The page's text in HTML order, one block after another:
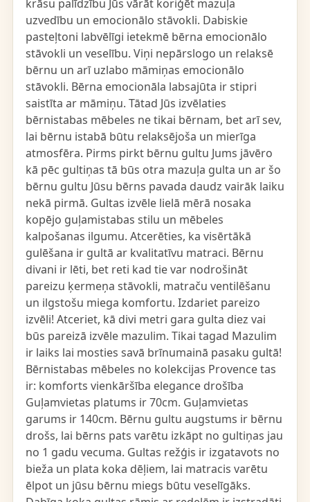
krāsu palīdzību Jūs vārāt koriģēt mazuļa
uzvedību un emocionālo stāvokli. Dabiskie
pasteļtoni labvēlīgi ietekmē bērna emocionālo
stāvokli un veselību. Viņi nepārslogo un relaksē
bērnu un arī uzlabo māmiņas emocionālo
stāvokli. Bērna emocionāla labsajūta ir stipri
saistīta ar māmiņu. Tātad Jūs izvēlaties
bērnistabas mēbeles ne tikai bērnam, bet arī sev,
lai bērnu istabā būtu relaksējoša un mierīga
atmosfēra. Pirms pirkt bērnu gultu Jums jāvēro
kā pēc gultiņas tā būs otra mazuļa gulta un ar šo
bērnu gultu Jūsu bērns pavada daudz vairāk laiku
nekā pirmā. Gultas izvēle lielā mērā nosaka
kopējo guļamistabas stilu un mēbeles
kalpošanas ilgumu. Atcerēties, ka visērtākā
gulēšana ir gultā ar kvalitatīvu matraci. Bērnu
divani ir lēti, bet reti kad tie var nodrošināt
pareizu ķermeņa stāvokli, matraču ventilēšanu
un ilgstošu miega komfortu. Izdariet pareizo
izvēli! Atceriet, kā divi metri gara gulta diez vai
būs pareizā izvēle mazulim. Tikai tagad Mazulim
ir laiks lai mosties savā brīnumainā pasaku gultā!
Bērnistabas mēbeles no kolekcijas Provence tas
ir: komforts vienkāršība elegance drošība
Guļamvietas platums ir 70cm. Guļamvietas
garums ir 140cm. Bērnu gultu augstums ir bērnu
drošs, lai bērns pats varētu izkāpt no gultiņas jau
no 1 gadu vecuma. Gultas režģis ir izgatavots no
bieža un plata koka dēļiem, lai matracis varētu
ēlpot un jūsu bērnu miegs būtu veselīgāks.